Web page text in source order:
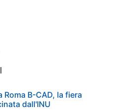
Roma B-CAD, la fiera
dall'INU